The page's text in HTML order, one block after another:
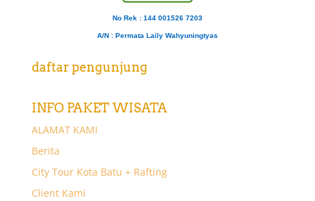
No Rek : 144 001526 7203
A/N : Permata Laily Wahyuningtyas
daftar pengunjung
INFO PAKET WISATA
ALAMAT KAMI
Berita
City Tour Kota Batu + Rafting
Client Kami